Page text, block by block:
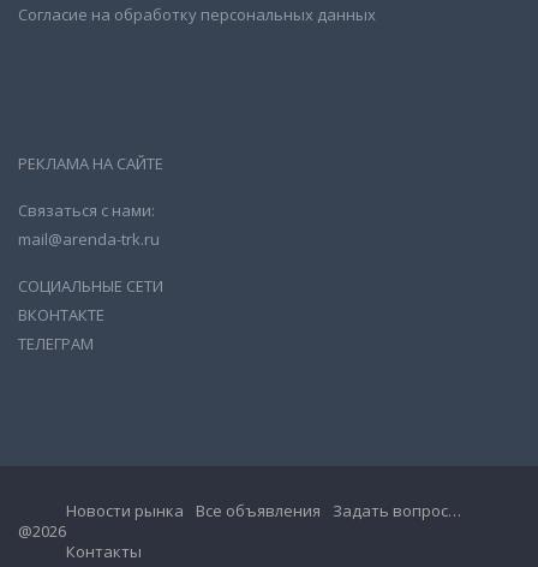
Согласие на обработку персональных данных
РЕКЛАМА НА САЙТЕ
Связаться с нами:
mail@arenda-trk.ru
СОЦИАЛЬНЫЕ СЕТИ
ВКОНТАКТЕ
ТЕЛЕГРАМ
@2026
Новости рынка Все объявления
Задать вопрос…
Контакты